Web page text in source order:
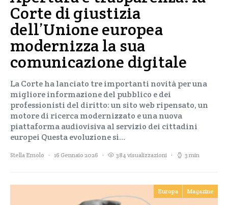
Corte di giustizia
dell’Unione europea
modernizza la sua
comunicazione digitale
La Corte ha lanciato tre importanti novità per una
migliore informazione del pubblico e dei
professionisti del diritto: un sito web ripensato, un
motore di ricerca modernizzato e una nuova
piattaforma audiovisiva al servizio dei cittadini
europei Questa evoluzione si…
Stella Emolo 16 Gennaio 2026 384 visualizzazioni 3 min
Europa Magazine